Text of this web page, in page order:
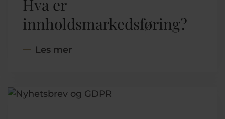
Hva er
innholdsmarkedsføring?
Les mer